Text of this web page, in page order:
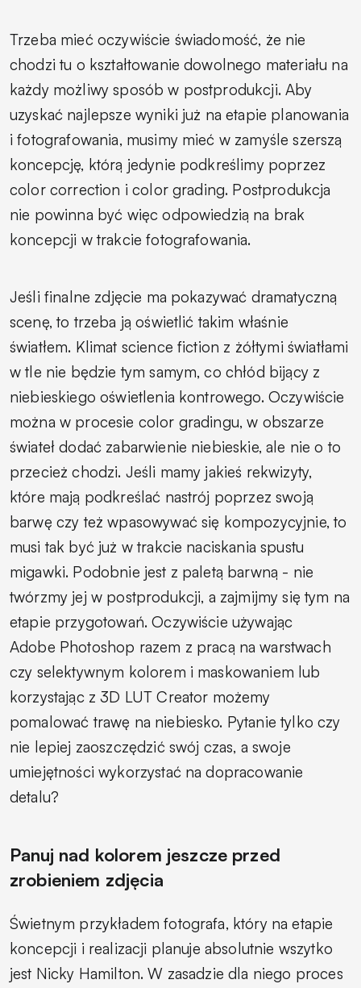
Trzeba mieć oczywiście świadomość, że nie
chodzi tu o kształtowanie dowolnego materiału na
każdy możliwy sposób w postprodukcji. Aby
uzyskać najlepsze wyniki już na etapie planowania
i fotografowania, musimy mieć w zamyśle szerszą
koncepcję, którą jedynie podkreślimy poprzez
color correction i color grading. Postprodukcja
nie powinna być więc odpowiedzią na brak
koncepcji w trakcie fotografowania.
Jeśli finalne zdjęcie ma pokazywać dramatyczną
scenę, to trzeba ją oświetlić takim właśnie
światłem. Klimat science fiction z żółtymi światłami
w tle nie będzie tym samym, co chłód bijący z
niebieskiego oświetlenia kontrowego. Oczywiście
można w procesie color gradingu, w obszarze
świateł dodać zabarwienie niebieskie, ale nie o to
przecież chodzi. Jeśli mamy jakieś rekwizyty,
które mają podkreślać nastrój poprzez swoją
barwę czy też wpasowywać się kompozycyjnie, to
musi tak być już w trakcie naciskania spustu
migawki. Podobnie jest z paletą barwną - nie
twórzmy jej w postprodukcji, a zajmijmy się tym na
etapie przygotowań. Oczywiście używając
Adobe Photoshop razem z pracą na warstwach
czy selektywnym kolorem i maskowaniem lub
korzystając z 3D LUT Creator możemy
pomalować trawę na niebiesko. Pytanie tylko czy
nie lepiej zaoszczędzić swój czas, a swoje
umiejętności wykorzystać na dopracowanie
detalu?
Panuj nad kolorem jeszcze przed
zrobieniem zdjęcia
Świetnym przykładem fotografa, który na etapie
koncepcji i realizacji planuje absolutnie wszytko
jest Nicky Hamilton. W zasadzie dla niego proces